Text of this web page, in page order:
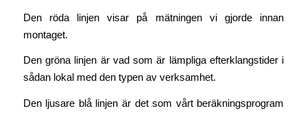
Den röda linjen visar på mätningen vi gjorde innan
montaget.
Den gröna linjen är vad som är lämpliga efterklangstider i
sådan lokal med den typen av verksamhet.
Den ljusare blå linjen är det som vårt beräkningsprogram